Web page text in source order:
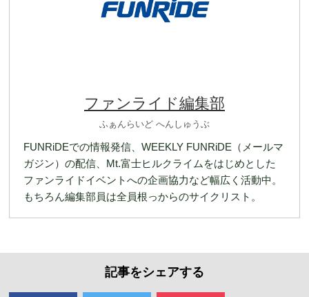
ファンライド編集部
ふぁんらいど へんしゅうぶ
FUNRiDEでの情報発信、WEEKLY FUNRiDE（メールマ
ガジン）の配信、Mt.富士ヒルクライムをはじめとした
ファンライドイベントへの企画協力など幅広く活動中。
もちろん編集部員は全員根っからのサイクリスト。
記事をシェアする